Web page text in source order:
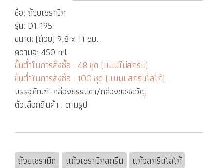
ชื่อ: ถ้วยเซรามิก
รุ่น: D1-195
ขนาด: (ถ้วย) 9.8 x 11 ซม.
ความจุ: 450 ml.
ขั้นต่ำในการสั่งซื้อ : 48 ชุด (แบบไม่สกรีน)
ขั้นต่ำในการสั่งซื้อ : 100 ชุด (แบบมีสกรีนโลโก้)
บรรจุภัณฑ์: กล่องธรรมดา/กล่องของขวัญ
ตัวเลือกสินค้า : ตามรูป
ถ้วยเซรามิก แก้วเซรามิกสกรีน แก้วสกรีนโลโก้